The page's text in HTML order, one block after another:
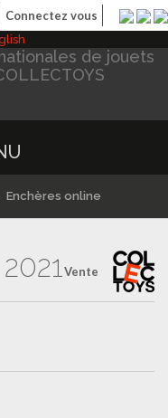
Connectez vous
Enchères online
Vente